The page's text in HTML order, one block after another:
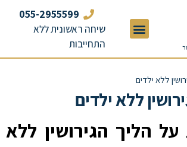
055-2955599
שיחה ראשונית ללא
התחייבות
ללא ילדים
ללא ילדים
הליך הגירושין ללא